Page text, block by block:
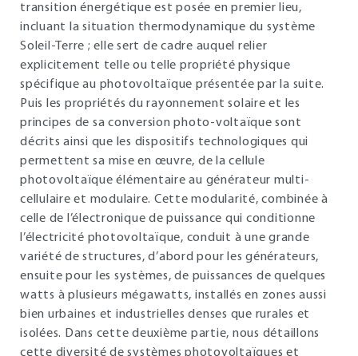
transition énergétique est posée en premier lieu,
incluant la situation thermodynamique du système
Soleil-Terre ; elle sert de cadre auquel relier
explicitement telle ou telle propriété physique
spécifique au photovoltaïque présentée par la suite.
Puis les propriétés du rayonnement solaire et les
principes de sa conversion photo-voltaïque sont
décrits ainsi que les dispositifs technologiques qui
permettent sa mise en œuvre, de la cellule
photovoltaïque élémentaire au générateur multi-
cellulaire et modulaire. Cette modularité, combinée à
celle de l’électronique de puissance qui conditionne
l’électricité photovoltaïque, conduit à une grande
variété de structures, d’abord pour les générateurs,
ensuite pour les systèmes, de puissances de quelques
watts à plusieurs mégawatts, installés en zones aussi
bien urbaines et industrielles denses que rurales et
isolées. Dans cette deuxième partie, nous détaillons
cette diversité de systèmes photovoltaïques et